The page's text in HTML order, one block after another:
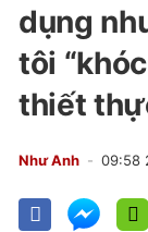
dụng
tôi
thiết
Như Anh 09:58